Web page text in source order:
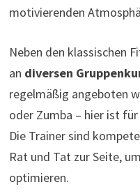
motivierenden
Neben den klassischen
an diversen
regelmäßig angeboten
oder Zumba – hier ist
Die Trainer sind
Rat und Tat zur Seite,
optimieren.